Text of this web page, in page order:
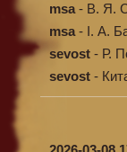
msa - В. Я.
энциклопе...
msa - І. А.
sevost - Р.
sevost -